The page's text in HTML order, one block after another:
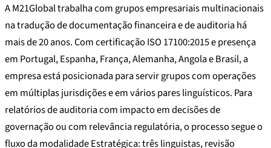
A M21Global trabalha com grupos empresariais multinacionais
na tradução de documentação financeira e de auditoria há
mais de 20 anos. Com certificação ISO 17100:2015 e presença
em Portugal, Espanha, França, Alemanha, Angola e Brasil, a
empresa está posicionada para servir grupos com operações
em múltiplas jurisdições e em vários pares linguísticos. Para
relatórios de auditoria com impacto em decisões de
governação ou com relevância regulatória, o processo segue o
fluxo da modalidade Estratégica: três linguistas, revisão